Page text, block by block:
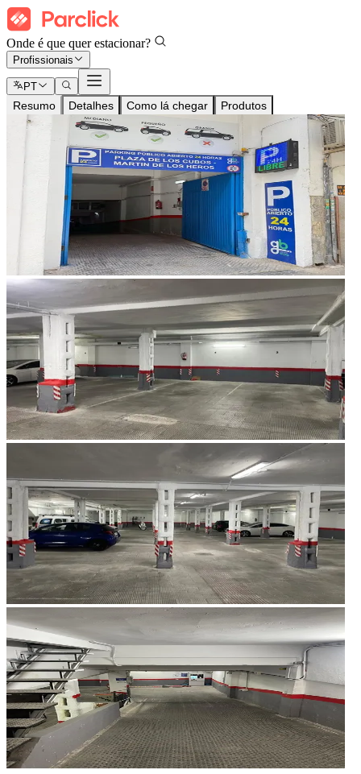
Onde é que quer estacionar?
Profissionais
PT
Resumo Detalhes Como lá chegar Produtos